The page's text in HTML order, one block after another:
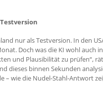
nur als Testversion. In den
Doch was die KI wohl auch
und Plausibilität zu prüfen“,
dieses binnen Sekunden
– wie die Nudel-Stahl-Antwort